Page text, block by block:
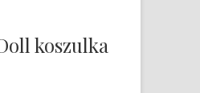
koszulka